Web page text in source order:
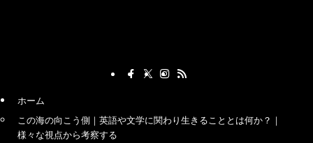
ホーム
この海の向こう側｜英語や文学に関わり生きることとは何か？｜
様々な視点から考察する